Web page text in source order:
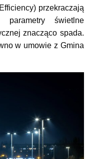
przekraczają
parametry świetlne
znacząco spada.
w umowie z Gmina